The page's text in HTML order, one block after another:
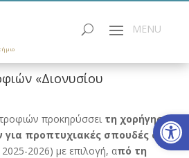
«Διονυσίου
προκηρύσσει τη χορήγηση
προπτυχιακές σπουδές στο
2025-2026) με επιλογή, από τη